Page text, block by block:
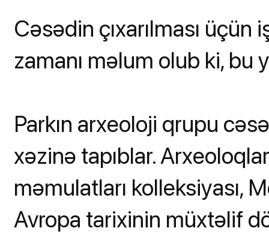
Cəsədin çıxarılması
zamanı məlum olub ki, bu
Parkın arxeoloji qrupu
xəzinə tapıblar.
məmulatları kolleksiyası,
Avropa tarixinin müxtəlif